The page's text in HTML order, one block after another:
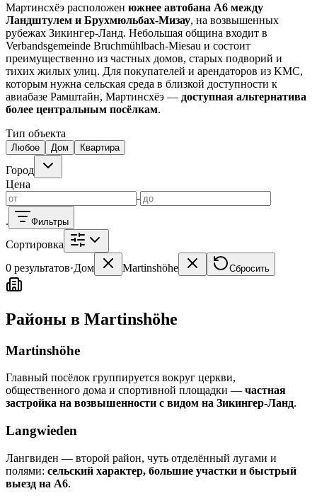
Kaiserslautern
LandstuhlДома
LandstuhlRamsteinДома RamsteinKindsbachWeilerbachOtterbach
Риелторы на месте
Kaiserslautern Landstuhl Ramstein
Мартинсхёэ расположен южнее автобана A6 между
Ландштулем и Брухмюльбах-Мизау, на возвышенных
рубежах Зикингер-Ланд. Небольшая община входит в
Verbandsgemeinde Bruchmühlbach-Miesau и состоит
преимущественно из частных домов, старых подворий и
тихих жилых улиц. Для покупателей и арендаторов из KMC,
которым нужна сельская среда в близкой доступности к
авиабазе Рамштайн, Мартинсхёэ — доступная альтернатива
более центральным посёлкам.
Тип объекта
Любое Дом Квартира
Город
Цена
-
.
Фильтры
Сортировка
0 результатов·Дом Martinshöhe Сбросить
Районы в Martinshöhe
Martinshöhe
Главный посёлок группируется вокруг церкви,
общественного дома и спортивной площадки — частная
застройка на возвышенности с видом на Зикингер-Ланд.
Langwieden
Лангвиден — второй район, чуть отделённый лугами и
полями: сельский характер, большие участки и быстрый
выезд на A6.